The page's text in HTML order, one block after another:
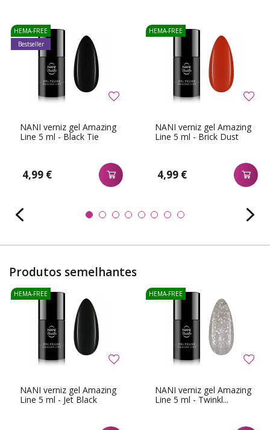
NANI verniz gel Amazing
Line 5 ml - Black Tie
4,99 €
HEMA-FREE
Bestseller
NANI verniz gel Amazing
Line 5 ml - Brick Dust
4,99 €
HEMA-FREE
Produtos semelhantes
NANI verniz gel Amazing
Line 5 ml - Jet Black
HEMA-FREE
NANI verniz gel Amazing
Line 5 ml - Twinkl...
HEMA-FREE